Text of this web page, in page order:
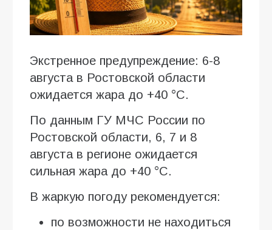
Экстренное предупреждение: 6-8
августа в Ростовской области
ожидается жара до +40 °C.
По данным ГУ МЧС России по
Ростовской области, 6, 7 и 8
августа в регионе ожидается
сильная жара до +40 °C.
В жаркую погоду рекомендуется:
по возможности не находиться